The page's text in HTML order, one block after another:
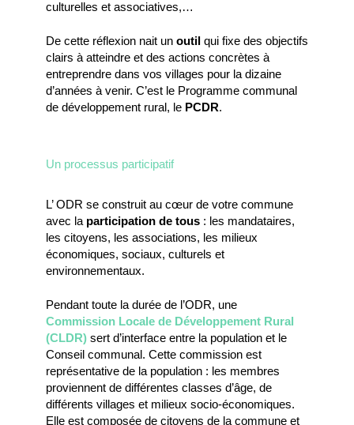
culturelles et associatives,…
De cette réflexion nait un outil qui fixe des objectifs
clairs à atteindre et des actions concrètes à
entreprendre dans vos villages pour la dizaine
d’années à venir. C’est le Programme communal
de développement rural, le PCDR.
Un processus participatif
L’ ODR se construit au cœur de votre commune
avec la participation de tous: les mandataires,
les citoyens, les associations, les milieux
économiques, sociaux, culturels et
environnementaux.
Pendant toute la durée de l’ODR, une
Commission Locale de Développement Rural
(CLDR) sert d’interface entre la population et le
Conseil communal. Cette commission est
représentative de la population : les membres
proviennent de différentes classes d’âge, de
différents villages et milieux socio-économiques.
Elle est composée de citoyens de la commune et